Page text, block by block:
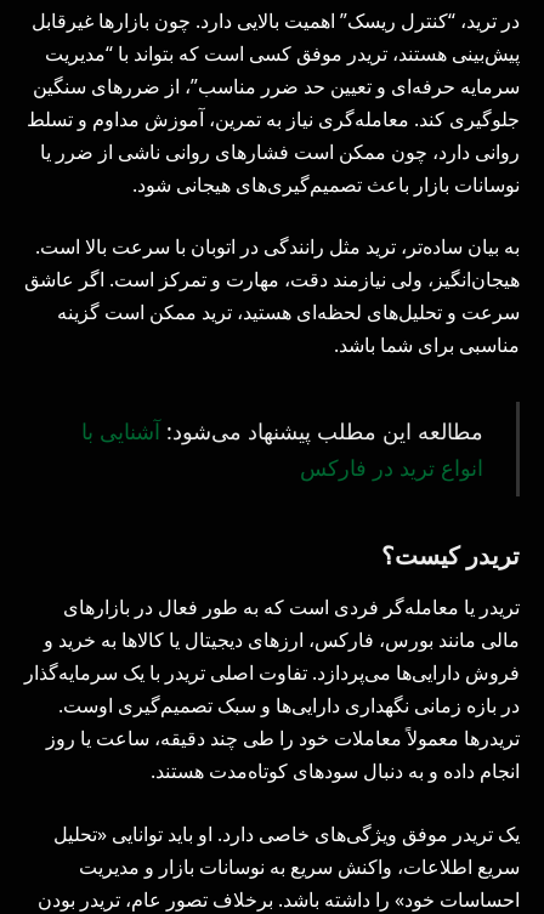
در ترید، “کنترل ریسک” اهمیت بالایی دارد. چون بازارها غیرقابل
پیش‌بینی هستند، تریدر موفق کسی است که بتواند با “مدیریت
سرمایه حرفه‌ای و تعیین حد ضرر مناسب”، از ضررهای سنگین
جلوگیری کند. معامله‌گری نیاز به تمرین، آموزش مداوم و تسلط
روانی دارد، چون ممکن است فشارهای روانی ناشی از ضرر یا
نوسانات بازار باعث تصمیم‌گیری‌های هیجانی شود.
به بیان ساده‌تر، ترید مثل رانندگی در اتوبان با سرعت بالا است.
هیجان‌انگیز، ولی نیازمند دقت، مهارت و تمرکز است. اگر عاشق
سرعت و تحلیل‌های لحظه‌ای هستید، ترید ممکن است گزینه
مناسبی برای شما باشد.
مطالعه این مطلب پیشنهاد می‌شود:آشنایی با
انواع ترید در فارکس
تریدر کیست؟
تریدر یا معامله‌گر فردی است که به طور فعال در بازارهای
مالی مانند بورس، فارکس، ارزهای دیجیتال یا کالاها به خرید و
فروش دارایی‌ها می‌پردازد. تفاوت اصلی تریدر با یک سرمایه‌گذار
در بازه زمانی نگهداری دارایی‌ها و سبک تصمیم‌گیری اوست.
تریدرها معمولاً معاملات خود را طی چند دقیقه، ساعت یا روز
انجام داده و به دنبال سودهای کوتاه‌مدت هستند.
یک تریدر موفق ویژگی‌های خاصی دارد. او باید توانایی «تحلیل
سریع اطلاعات، واکنش سریع به نوسانات بازار و مدیریت
احساسات خود» را داشته باشد. برخلاف تصور عام، تریدر بودن